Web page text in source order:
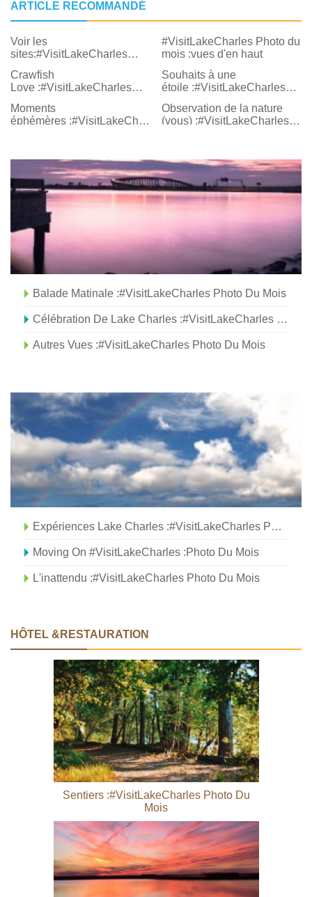
ARTICLE RECOMMANDÉ
Voir les
sites:#VisitLakeCharles
#VisitLakeCharles Photo du
mois :vues d'en haut
Crawfish
Love :#VisitLakeCharles
Souhaits à une
étoile :#VisitLakeCharles
Moments
éphémères :#VisitLakeCharles
Observation de la nature
(vous) :#VisitLakeCharles
Balade Matinale :#VisitLakeCharles Photo Du Mois
Célébration De Lake Charles :#VisitLakeCharles Photo Du Mois
Autres Vues :#VisitLakeCharles Photo Du Mois
Expériences Lake Charles :#VisitLakeCharles Photo Du Mois
Moving On #VisitLakeCharles :Photo Du Mois
L'inattendu :#VisitLakeCharles Photo Du Mois
HÔTEL &RESTAURATION
Sentiers :#VisitLakeCharles Photo Du
Mois